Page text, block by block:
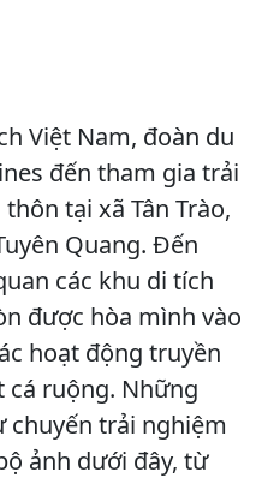
Việt Nam, đoàn du
đến tham gia trải
tại xã Tân Trào,
Quang. Đến
các khu di tích
được hòa mình vào
hoạt động truyền
cá ruộng. Những
chuyến trải nghiệm
ảnh dưới đây, từ